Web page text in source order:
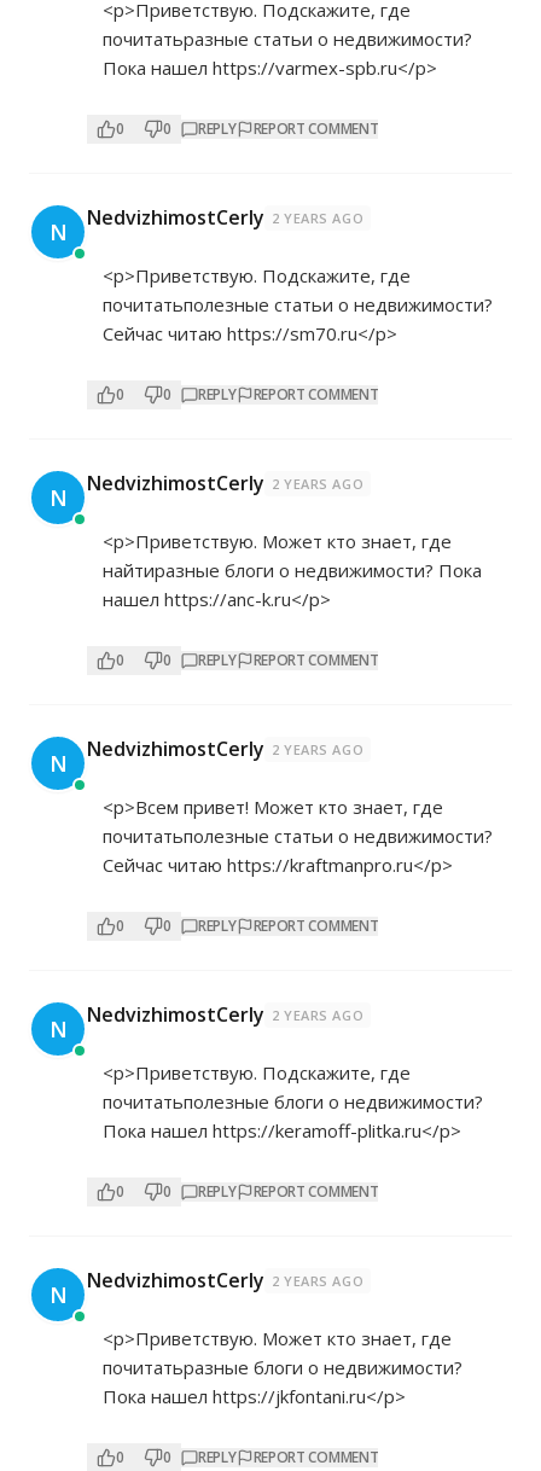
<p>Приветствую. Подскажите, где
почитатьразные статьи о недвижимости?
Пока нашел https://varmex-spb.ru</p>
0 0 REPLY REPORT COMMENT
N NedvizhimostCerly 2 YEARS AGO
<p>Приветствую. Подскажите, где
почитатьполезные статьи о недвижимости?
Сейчас читаю https://sm70.ru</p>
0 0 REPLY REPORT COMMENT
N NedvizhimostCerly 2 YEARS AGO
<p>Приветствую. Может кто знает, где
найтиразные блоги о недвижимости? Пока
нашел https://anc-k.ru</p>
0 0 REPLY REPORT COMMENT
N NedvizhimostCerly 2 YEARS AGO
<p>Всем привет! Может кто знает, где
почитатьполезные статьи о недвижимости?
Сейчас читаю https://kraftmanpro.ru</p>
0 0 REPLY REPORT COMMENT
N NedvizhimostCerly 2 YEARS AGO
<p>Приветствую. Подскажите, где
почитатьполезные блоги о недвижимости?
Пока нашел https://keramoff-plitka.ru</p>
0 0 REPLY REPORT COMMENT
N NedvizhimostCerly 2 YEARS AGO
<p>Приветствую. Может кто знает, где
почитатьразные блоги о недвижимости?
Пока нашел https://jkfontani.ru</p>
0 0 REPLY REPORT COMMENT